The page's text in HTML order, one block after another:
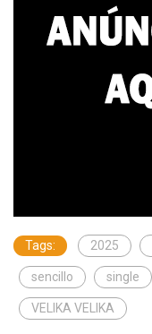
Tags: 2025
sencillo single
VELIKA VELIKA